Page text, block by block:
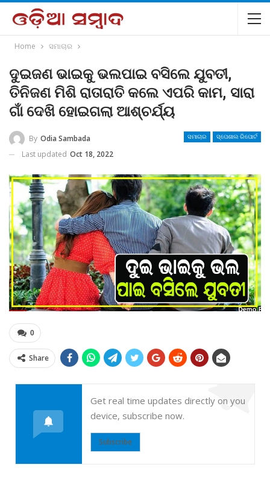
Home ସମାଚାର
ଦୁଇଜଣ ଭାଇକୁ ଭଲପାଇ ବସିଲେ ଯୁବତୀ,
ତିନିଜଣ ମିଶି ରାତାରାତି କଲେ ଏପରି କାମ, ସାରା
ଗାଁ ଦେଖି ହୋଇଗଲା ଆଶ୍ଚର୍ଯ୍ୟ
ସମାଚାର ସ୍ପେଶାଲ ରିପୋର୍ଟ
By Odia Sambada
Last updated Oct 18, 2022
0
Share
Get real time updates directly on you
device, subscribe now.
Subscribe